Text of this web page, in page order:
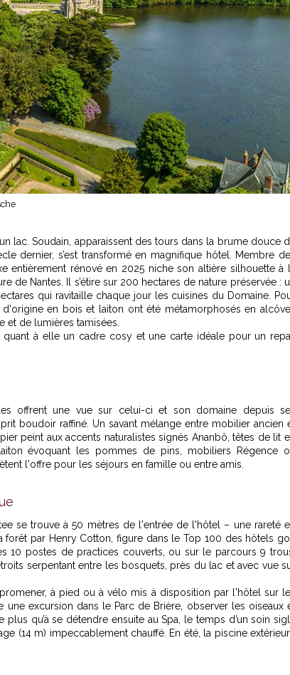
lac. Soudain, apparaissent des tours dans la brume douce
dernier, s’est transformé en magnifique hôtel. Membre
entièrement rénové en 2025 niche son altière silhouette à
de Nantes. Il s’étire sur 200 hectares de nature préservée :
qui ravitaille chaque jour les cuisines du Domaine.
en bois et laiton ont été métamorphosés en
et de lumières tamisées.
à elle un cadre cosy et une carte idéale pour un
offrent une vue sur celui-ci et son domaine depuis
boudoir raffiné. Un savant mélange entre mobilier ancien
peint aux accents naturalistes signés Ananbô, têtes de lit
évoquant les pommes de pins, mobiliers Régence
l'offre pour les séjours en famille ou entre amis.
se trouve à 50 mètres de l'entrée de l'hôtel – une rareté
par Henry Cotton, figure dans le Top 100 des hôtels
10 postes de practices couverts, ou sur le parcours 9
serpentant entre les bosquets, près du lac et avec vue
à pied ou à vélo mis à disposition par l'hôtel sur
excursion dans le Parc de Brière, observer les oiseaux
qu’à se détendre ensuite au Spa, le temps d’un soin
(14 m) impeccablement chauffé. En été, la piscine